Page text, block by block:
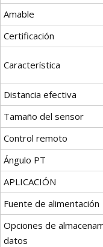
Amable
Certificación
Característica
Distancia efectiva
Tamaño del sensor
Control remoto
Ángulo PT
APLICACIÓN
Fuente de alimentación
Opciones de
datos